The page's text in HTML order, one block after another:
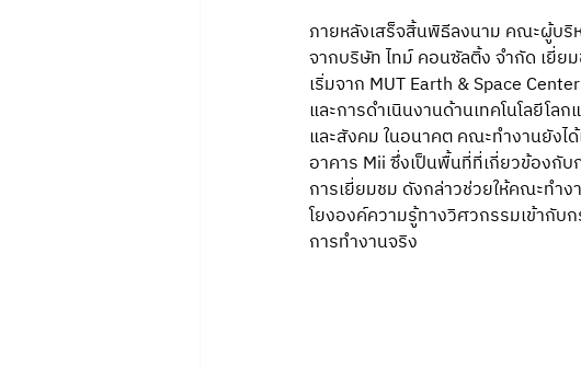
ภายหลังเสร็จสิ้นพิธีลงนาม คณะผู้บริ
จากบริษัท ไทม์ คอนซัลติ้ง จำกัด เยี่
เริ่มจาก MUT Earth & Space
และการดำเนินงานด้านเทคโนโลยีโ
และสังคม ในอนาคต คณะทำงานยังไ
อาคาร Mii ซึ่งเป็นพื้นที่ที่เกี่ยวข้องกั
การเยี่ยมชม ดังกล่าวช่วยให้คณะทำ
โยงองค์ความรู้ทางวิศวกรรมเข้ากับ
การทำงานจริง